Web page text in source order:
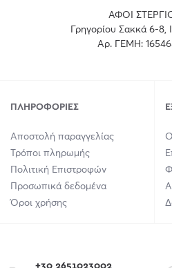
ΑΦΟΙ
Γρηγορίου Σακκά 6-8,
Αρ. ΓΕΜΗ:
ΠΛΗΡΟΦΟΡΊΕΣ
Αποστολή παραγγελίας
Τρόποι πληρωμής
Πολιτική Επιστροφών
Προσωπικά δεδομένα
Όροι χρήσης
+30 2651023002